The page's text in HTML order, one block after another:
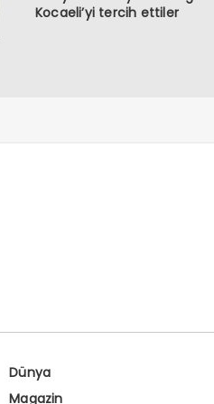
Kocaeli’yi tercih ettiler
Dünya
Magazin